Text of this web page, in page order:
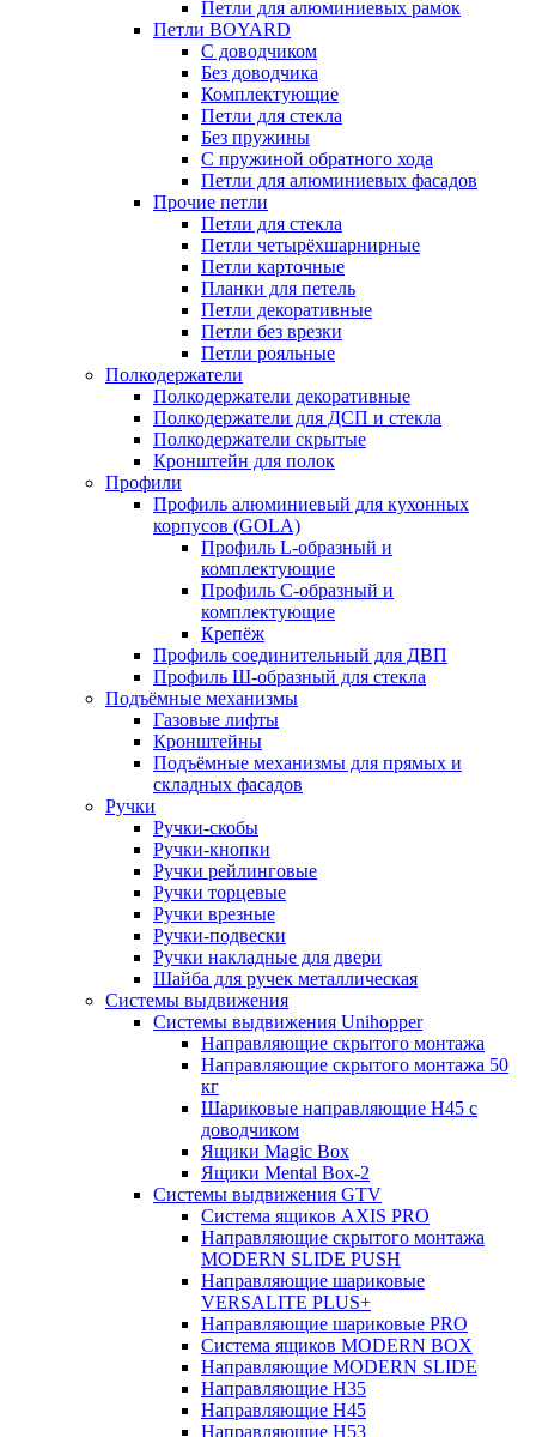
Петли для алюминиевых рамок
Петли BOYARD
С доводчиком
Без доводчика
Комплектующие
Петли для стекла
Без пружины
С пружиной обратного хода
Петли для алюминиевых фасадов
Прочие петли
Петли для стекла
Петли четырёхшарнирные
Петли карточные
Планки для петель
Петли декоративные
Петли без врезки
Петли рояльные
Полкодержатели
Полкодержатели декоративные
Полкодержатели для ДСП и стекла
Полкодержатели скрытые
Кронштейн для полок
Профили
Профиль алюминиевый для кухонных
корпусов (GOLA)
Профиль L-образный и
комплектующие
Профиль C-образный и
комплектующие
Крепёж
Профиль соединительный для ДВП
Профиль Ш-образный для стекла
Подъёмные механизмы
Газовые лифты
Кронштейны
Подъёмные механизмы для прямых и
складных фасадов
Ручки
Ручки-скобы
Ручки-кнопки
Ручки рейлинговые
Ручки торцевые
Ручки врезные
Ручки-подвески
Ручки накладные для двери
Шайба для ручек металлическая
Системы выдвижения
Системы выдвижения Unihopper
Направляющие скрытого монтажа
Направляющие скрытого монтажа 50
кг
Шариковые направляющие H45 с
доводчиком
Ящики Magic Box
Ящики Mental Box-2
Системы выдвижения GTV
Система ящиков AXIS PRO
Направляющие скрытого монтажа
MODERN SLIDE PUSH
Направляющие шариковые
VERSALITE PLUS+
Направляющие шариковые PRO
Система ящиков MODERN BOX
Направляющие MODERN SLIDE
Направляющие H35
Направляющие H45
Направляющие H53